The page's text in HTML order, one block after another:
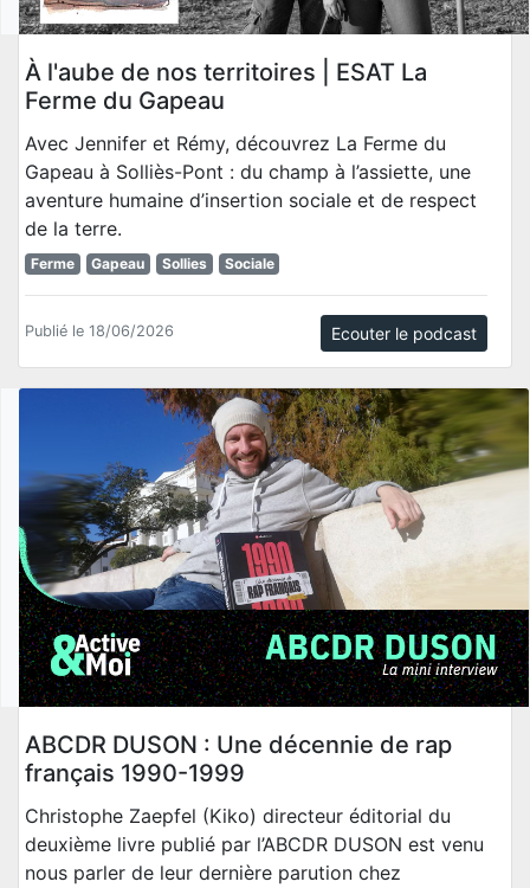
À l'aube de nos territoires | ESAT La
Ferme du Gapeau
Avec Jennifer et Rémy, découvrez La Ferme du
Gapeau à Solliès-Pont : du champ à l’assiette, une
aventure humaine d’insertion sociale et de respect
de la terre.
Ferme Gapeau Sollies Sociale
Publié le 18/06/2026 Ecouter le podcast
ABCDR DUSON : Une décennie de rap
français 1990-1999
Christophe Zaepfel (Kiko) directeur éditorial du
deuxième livre publié par l’ABCDR DUSON est venu
nous parler de leur dernière parution chez